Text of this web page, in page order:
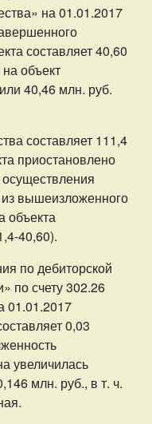
на 01.01.2017
составляет 40,60
объект
40,46 млн. руб.
составляет 111,4
приостановлено
вышеизложенного
объекта
40,60).
по дебиторской
по счету 302.26
01.01.2017
0,03
увеличилась
млн. руб., в т. ч.